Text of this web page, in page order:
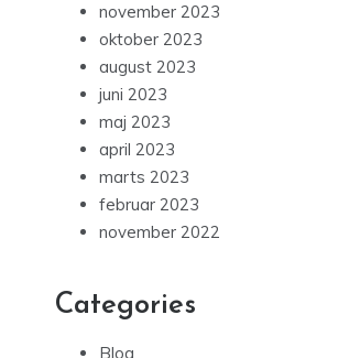
november 2023
oktober 2023
august 2023
juni 2023
maj 2023
april 2023
marts 2023
februar 2023
november 2022
Categories
Blog